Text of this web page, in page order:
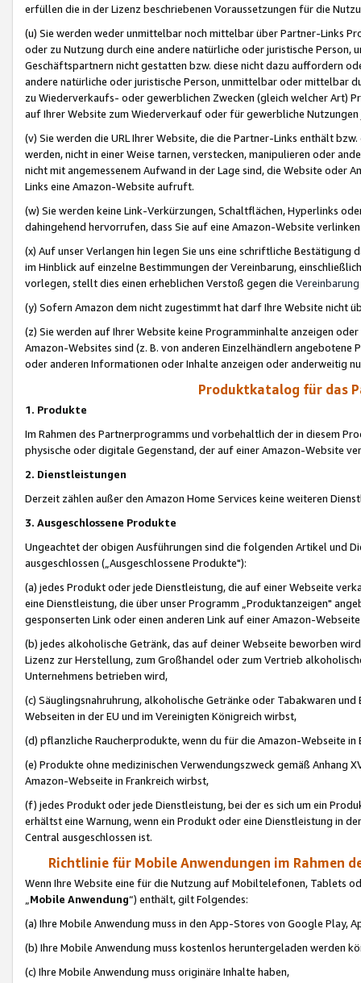
erfüllen die in der Lizenz beschriebenen Voraussetzungen für die
(u) Sie werden weder unmittelbar noch mittelbar über Partner-Links
oder zu Nutzung durch eine andere natürliche oder juristische
Geschäftspartnern nicht gestatten bzw. diese nicht dazu auffordern
andere natürliche oder juristische Person, unmittelbar oder mittelbar
zu Wiederverkaufs- oder gewerblichen Zwecken (gleich welcher Art)
auf Ihrer Website zum Wiederverkauf oder für gewerbliche
(v) Sie werden die URL Ihrer Website, die die Partner-Links enthält
werden, nicht in einer Weise tarnen, verstecken, manipulieren oder
nicht mit angemessenem Aufwand in der Lage sind, die Website oder
Links eine Amazon-Website aufruft.
(w) Sie werden keine Link-Verkürzungen, Schaltflächen, Hyperlinks
dahingehend hervorrufen, dass Sie auf eine Amazon-Website
(x) Auf unser Verlangen hin legen Sie uns eine schriftliche
im Hinblick auf einzelne Bestimmungen der Vereinbarung,
vorlegen, stellt dies einen erheblichen Verstoß gegen die Vereinbarung
(y) Sofern Amazon dem nicht zugestimmt hat darf Ihre Website nicht
(z) Sie werden auf Ihrer Website keine Programminhalte anzeigen
Amazon-Websites sind (z. B. von anderen Einzelhändlern
oder anderen Informationen oder Inhalte anzeigen oder anderweitig
Produktkatalog für das
1. Produkte
Im Rahmen des Partnerprogramms und vorbehaltlich der in diesem
physische oder digitale Gegenstand, der auf einer Amazon-Website
2. Dienstleistungen
Derzeit zählen außer den Amazon Home Services keine weiteren
3. Ausgeschlossene Produkte
Ungeachtet der obigen Ausführungen sind die folgenden Artikel und
ausgeschlossen („Ausgeschlossene Produkte"):
(a) jedes Produkt oder jede Dienstleistung, die auf einer Webseite
eine Dienstleistung, die über unser Programm „Produktanzeigen"
gesponserten Link oder einen anderen Link auf einer Amazon-
(b) jedes alkoholische Getränk, das auf deiner Webseite beworben
Lizenz zur Herstellung, zum Großhandel oder zum Vertrieb
Unternehmens betrieben wird,
(c) Säuglingsnahruhrung, alkoholische Getränke oder Tabakwaren
Webseiten in der EU und im Vereinigten Königreich wirbst,
(d) pflanzliche Raucherprodukte, wenn du für die Amazon-Webseite in
(e) Produkte ohne medizinischen Verwendungszweck gemäß Anhang
Amazon-Webseite in Frankreich wirbst,
(f) jedes Produkt oder jede Dienstleistung, bei der es sich um ein
erhältst eine Warnung, wenn ein Produkt oder eine Dienstleistung in
Central ausgeschlossen ist.
Richtlinie für Mobile Anwendungen im Rahmen
Wenn Ihre Website eine für die Nutzung auf Mobiltelefonen, Tablets
„Mobile Anwendung“) enthält, gilt Folgendes:
(a) Ihre Mobile Anwendung muss in den App-Stores von Google Play,
(b) Ihre Mobile Anwendung muss kostenlos heruntergeladen werden
(c) Ihre Mobile Anwendung muss originäre Inhalte haben,